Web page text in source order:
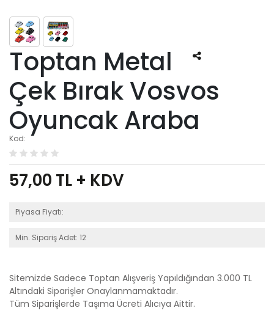
Toptan Metal
Çek Bırak Vosvos
Oyuncak Araba
Kod:
57,00 TL + KDV
Piyasa Fiyatı:
Min. Sipariş Adet: 12
Sitemizde Sadece Toptan Alışveriş Yapıldığından 3.000 TL
Altındaki Siparişler Onaylanmamaktadır.
Tüm Siparişlerde Taşıma Ücreti Alıcıya Aittir.